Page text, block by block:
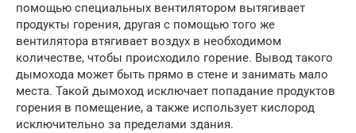
помощью специальных вентилятором вытягивает
продукты горения, другая с помощью того же
вентилятора втягивает воздух в необходимом
количестве, чтобы происходило горение. Вывод такого
дымохода может быть прямо в стене и занимать мало
места. Такой дымоход исключает попадание продуктов
горения в помещение, а также использует кислород
исключительно за пределами здания.